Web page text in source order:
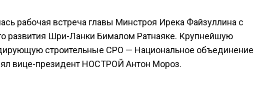
рабочая встреча главы Минстроя Ирека Файзуллина с
развития Шри-Ланки Бималом Ратнаяке. Крупнейшую
строительные СРО — Национальное объединение
вице-президент НОСТРОЙ Антон Мороз.